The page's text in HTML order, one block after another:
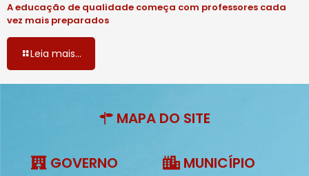
A educação de qualidade começa com professores cada
vez mais preparados
Leia mais...
MAPA DO SITE
GOVERNO MUNICÍPIO